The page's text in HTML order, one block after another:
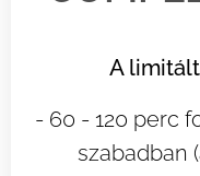
A
- 60 - 120 perc
szabadban